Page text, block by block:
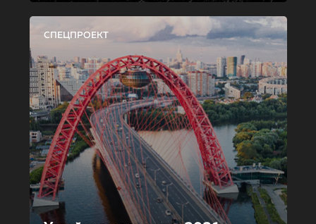
СПЕЦПРОЕКТ